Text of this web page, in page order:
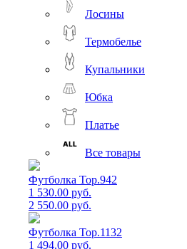
Лосины
Термобелье
Купальники
Юбка
Платье
Все товары
Футболка Top.942
1 530.00 руб.
2 550.00 руб.
Футболка Top.1132
1 494.00 руб.